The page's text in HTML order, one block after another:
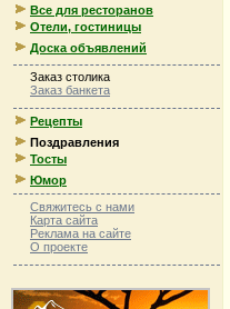
Все для ресторанов
Отели, гостиницы
Доска объявлений
Заказ столика
Заказ банкета
Рецепты
Поздравления
Тосты
Юмор
Свяжитесь с нами
Карта сайта
Реклама на сайте
О проекте